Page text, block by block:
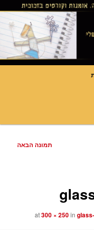
וסטודיו
ולמחיצות דקורטיביות, קורסים
תמונה הבאה
300 × 250in